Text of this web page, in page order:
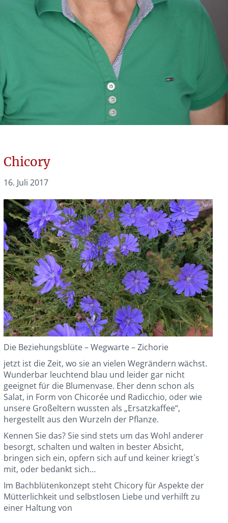
Chicory
16. Juli 2017
Die Beziehungsblüte – Wegwarte – Zichorie
jetzt ist die Zeit, wo sie an vielen Wegrändern wächst.
Wunderbar leuchtend blau und leider gar nicht
geeignet für die Blumenvase. Eher denn schon als
Salat, in Form von Chicorée und Radicchio, oder wie
unsere Großeltern wussten als „Ersatzkaffee“,
hergestellt aus den Wurzeln der Pflanze.
Kennen Sie das? Sie sind stets um das Wohl anderer
besorgt, schalten und walten in bester Absicht,
bringen sich ein, opfern sich auf und keiner kriegt`s
mit, oder bedankt sich…
Im Bachblütenkonzept steht Chicory für Aspekte der
Mütterlichkeit und selbstlosen Liebe und verhilft zu
einer Haltung von